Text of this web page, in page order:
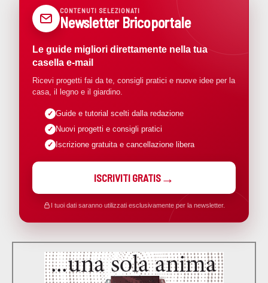
CONTENUTI SELEZIONATI
Newsletter Bricoportale
Le guide migliori direttamente nella tua
casella e-mail
Ricevi progetti fai da te, consigli pratici e nuove idee per la
casa, il legno e il giardino.
Guide e tutorial scelti dalla redazione
Nuovi progetti e consigli pratici
Iscrizione gratuita e cancellazione libera
ISCRIVITI GRATIS
I tuoi dati saranno utilizzati esclusivamente per la newsletter.